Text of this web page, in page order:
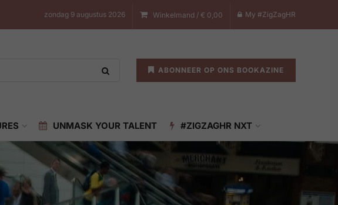
zondag 9 augustus 2026 Winkelmand / € 0,00 My #ZigZagHR
ABONNEER OP ONS BOOKAZINE
UNMASK YOUR TALENT #ZIGZAGHR NXT